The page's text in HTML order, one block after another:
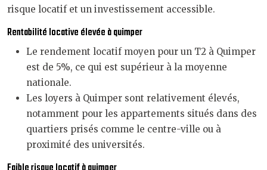
risque locatif et un investissement accessible.
Rentabilité locative élevée à quimper
Le rendement locatif moyen pour un T2 à Quimper
est de 5%, ce qui est supérieur à la moyenne
nationale.
Les loyers à Quimper sont relativement élevés,
notamment pour les appartements situés dans des
quartiers prisés comme le centre-ville ou à
proximité des universités.